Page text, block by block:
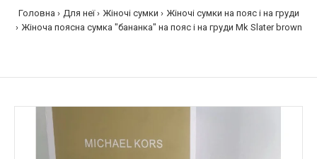
Головна Для неї Жіночі сумки
Жіночі сумки на пояс і на груди
Жіноча поясна сумка "бананка" на пояс і на груди Мk Slater brown